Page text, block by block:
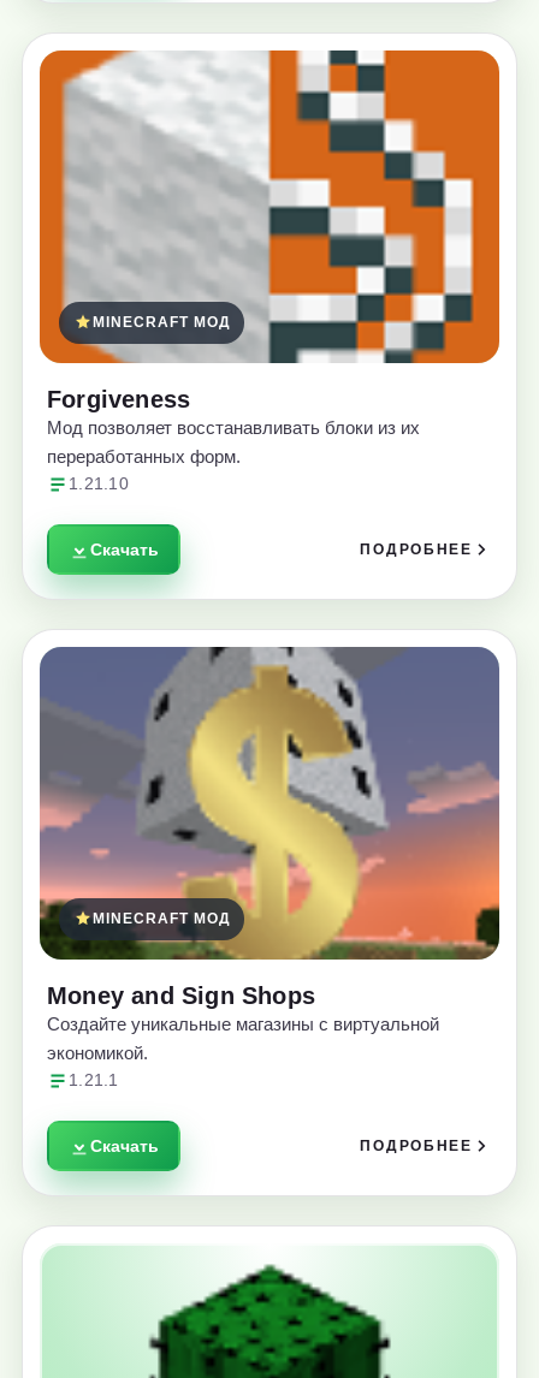
MINECRAFT МОД
Forgiveness
Мод позволяет восстанавливать блоки из их
переработанных форм.
1.21.10
Скачать ПОДРОБНЕЕ
MINECRAFT МОД
Money and Sign Shops
Создайте уникальные магазины с виртуальной
экономикой.
1.21.1
Скачать ПОДРОБНЕЕ